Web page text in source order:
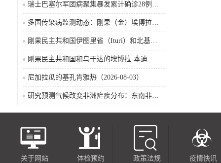
瑞士巴塞尔军团病聚集暴发累计确诊28例含死亡病例
多国传染病监测动态：刚果（金）埃博拉确诊突破4000例
刚果民主共和国伊图里省（Ituri）和北基伍省（Nord-Kivu）的埃博拉·本迪布乔病毒病（2026-08-04）
刚果民主共和国和乌干达的埃博拉·本迪布乔病毒病（2026-08-04）
尼加拉瓜的基孔肯雅热（2026-08-03）
研究预测气候改变非洲疟疾分布：东南非风险上升，部分西非地区风险下降
关于网站
体检预约
政策法规
疫情快讯